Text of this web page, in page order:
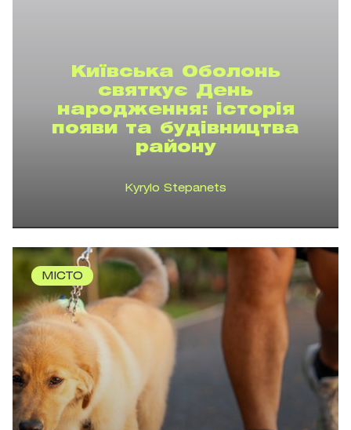
Київська Оболонь
святкує День
народження: історія
появи та будівництва
району
Kyrylo Stepanets
МІСТО